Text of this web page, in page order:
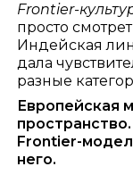
Frontier-
просто
Индейская
дала
разные
Европейская
пространство.
Frontier-
него.